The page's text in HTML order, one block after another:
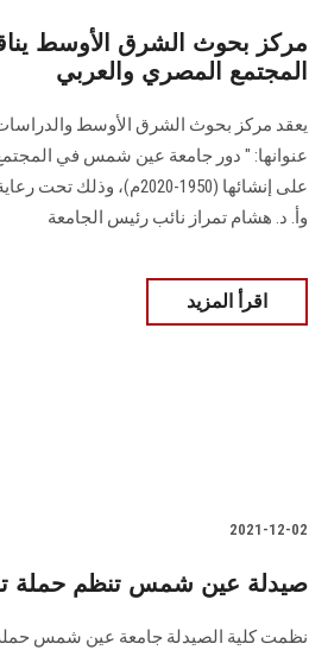
مركز بحوث الشرق الأوسط
المجتمع المصري والعربي
يعقد مركز بحوث الشرق الأوسط
عنوانها: " دور جامعة عين شمس في
على إنشائها (1950-
وأ. د. هشام تمراز نائب رئيس الجامعة
اقرأ المزيد
2021-12-02
صيدلة عين شمس تنظم حملة
نظمت كلية الصيدلة جامعة عين شمس حملة